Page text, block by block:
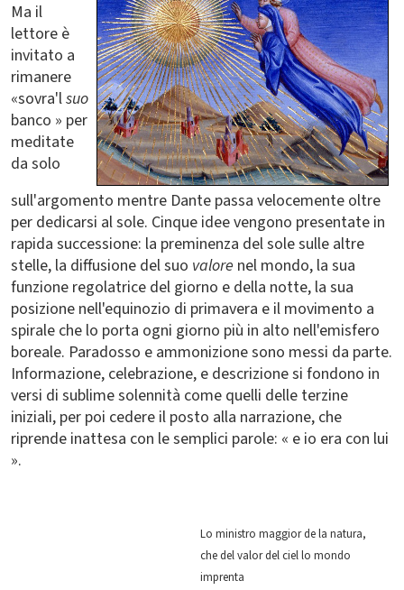
Ma il
lettore è
invitato a
rimanere
«sovra'lsuo
banco » per
meditate
da solo
sull'argomento mentre Dante passa velocemente oltre
per dedicarsi al sole. Cinque idee vengono presentate in
rapida successione: la preminenza del sole sulle altre
stelle, la diffusione del suo valore nel mondo, la sua
funzione regolatrice del giorno e della notte, la sua
posizione nell'equinozio di primavera e il movimento a
spirale che lo porta ogni giorno più in alto nell'emisfero
boreale. Paradosso e ammonizione sono messi da parte.
Informazione, celebrazione, e descrizione si fondono in
versi di sublime solennità come quelli delle terzine
iniziali, per poi cedere il posto alla narrazione, che
riprende inattesa con le semplici parole: « e io era con lui
».
Lo ministro maggior de la natura,
che del valor del ciel lo mondo
imprenta